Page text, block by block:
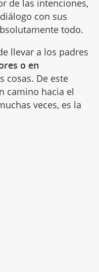
de las intenciones,
con sus
todo.
llevar a los padres
o en
cosas. De este
camino hacia el
veces, es la